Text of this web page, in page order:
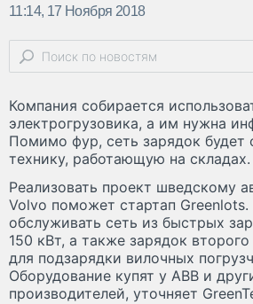
11:14, 17 Ноября 2018
Компания собирается
электрогрузовика, а им нужна
Помимо фур, сеть зарядок будет
технику, работающую на складах.
Реализовать проект шведскому
Volvo поможет стартап Greenlots.
обслуживать сеть из быстрых
150 кВт, а также зарядок
для подзарядки вилочных
Оборудование купят у ABB и
производителей, уточняет